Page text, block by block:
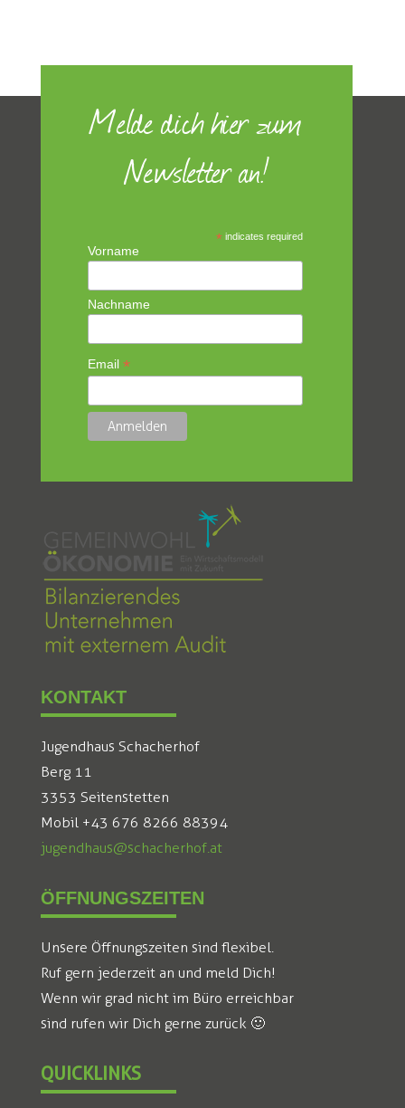
Melde dich hier zum
Newsletter an!
* indicates required
Vorname
Nachname
Email*
KONTAKT
Jugendhaus Schacherhof
Berg 11
3353 Seitenstetten
Mobil +43 676 8266 88394
jugendhaus@schacherhof.at
ÖFFNUNGSZEITEN
Unsere Öffnungszeiten sind flexibel.
Ruf gern jederzeit an und meld Dich!
Wenn wir grad nicht im Büro erreichbar
sind rufen wir Dich gerne zurück 🙂
QUICKLINKS